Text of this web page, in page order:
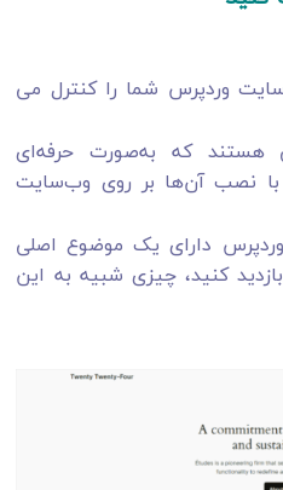
وردپرس شما را کنترل می
هستند که به‌صورت حرفه‌ای
با نصب آن‌ها بر روی وب‌سایت
دارای یک موضوع اصلی
کنید، چیزی شبیه به این